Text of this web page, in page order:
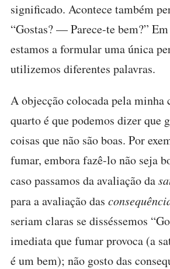
significado. Acontece também
“Gostas? — Parece-te bem?”
estamos a formular uma única
utilizemos diferentes palavras.
A objecção colocada pela minha
quarto é que podemos dizer que
coisas que não são boas. Por
fumar, embora fazê-lo não seja
caso passamos da avaliação da
para a avaliação das
seriam claras se disséssemos
imediata que fumar provoca (a
é um bem); não gosto das